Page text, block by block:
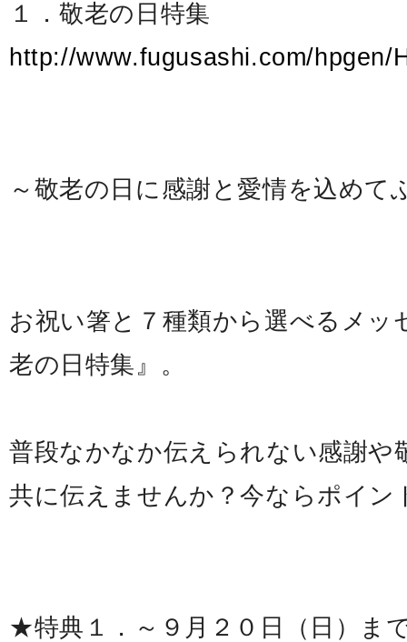
１．敬老の日特集
http://www.fugusashi.com/hpgen/
～敬老の日に感謝と愛情を込めて
お祝い箸と７種類から選べるメッ
老の日特集』。
普段なかなか伝えられない感謝や
共に伝えませんか？今ならポイン
★特典１．～９月２０日（日）ま